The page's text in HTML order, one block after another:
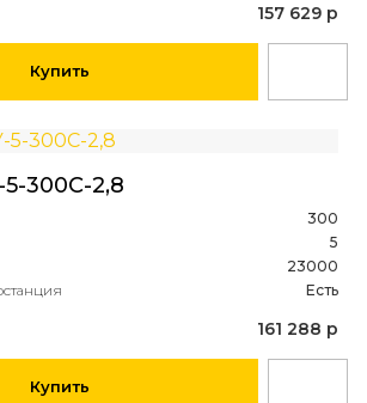
157 629 р
Купить
300С-2,8
300
5
23000
Есть
161 288 р
Купить